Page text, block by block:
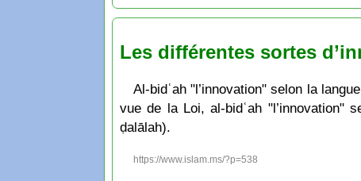
Les différentes sortes
Al-bidʿah "l’innovation" selon la
vue de la Loi, al-bidʿah "l’innovation"
ḍalālah).
https://www.islam.ms/?p=538